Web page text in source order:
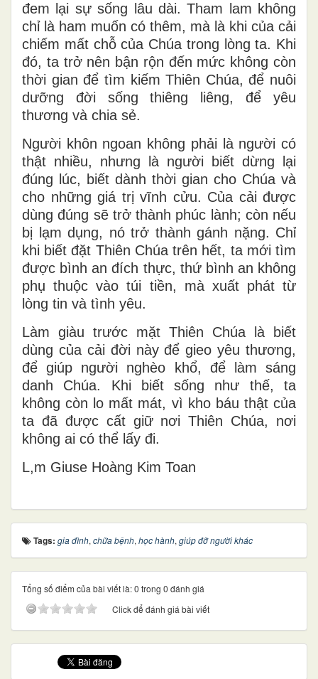
đem lại sự sống lâu dài. Tham lam không
chỉ là ham muốn có thêm, mà là khi của cải
chiếm mất chỗ của Chúa trong lòng ta. Khi
đó, ta trở nên bận rộn đến mức không còn
thời gian để tìm kiếm Thiên Chúa, để nuôi
dưỡng đời sống thiêng liêng, để yêu
thương và chia sẻ.
Người khôn ngoan không phải là người có
thật nhiều, nhưng là người biết dừng lại
đúng lúc, biết dành thời gian cho Chúa và
cho những giá trị vĩnh cửu. Của cải được
dùng đúng sẽ trở thành phúc lành; còn nếu
bị lạm dụng, nó trở thành gánh nặng. Chỉ
khi biết đặt Thiên Chúa trên hết, ta mới tìm
được bình an đích thực, thứ bình an không
phụ thuộc vào túi tiền, mà xuất phát từ
lòng tin và tình yêu.
Làm giàu trước mặt Thiên Chúa là biết
dùng của cải đời này để gieo yêu thương,
để giúp người nghèo khổ, để làm sáng
danh Chúa. Khi biết sống như thế, ta
không còn lo mất mát, vì kho báu thật của
ta đã được cất giữ nơi Thiên Chúa, nơi
không ai có thể lấy đi.
L,m Giuse Hoàng Kim Toan
Tags: gia đình, chữa bệnh, học hành, giúp đỡ người khác
Tổng số điểm của bài viết là: 0 trong 0 đánh giá
Click để đánh giá bài viết